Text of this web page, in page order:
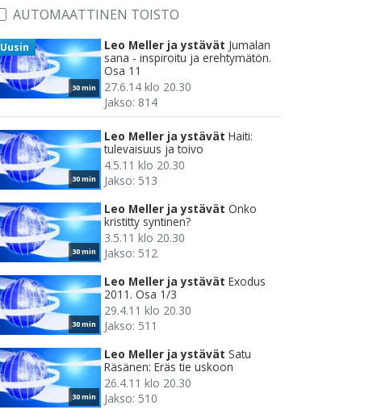
AUTOMAATTINEN TOISTO
30 min
Uusin Leo Meller ja ystävät Jumalan
sana - inspiroitu ja erehtymätön.
Osa 11
27.6.14 klo 20.30
Jakso: 814
30 min
Leo Meller ja ystävät Haiti:
tulevaisuus ja toivo
4.5.11 klo 20.30
Jakso: 513
30 min
Leo Meller ja ystävät Onko
kristitty syntinen?
3.5.11 klo 20.30
Jakso: 512
30 min
Leo Meller ja ystävät Exodus
2011. Osa 1/3
29.4.11 klo 20.30
Jakso: 511
30 min
Leo Meller ja ystävät Satu
Räsänen: Eräs tie uskoon
26.4.11 klo 20.30
Jakso: 510